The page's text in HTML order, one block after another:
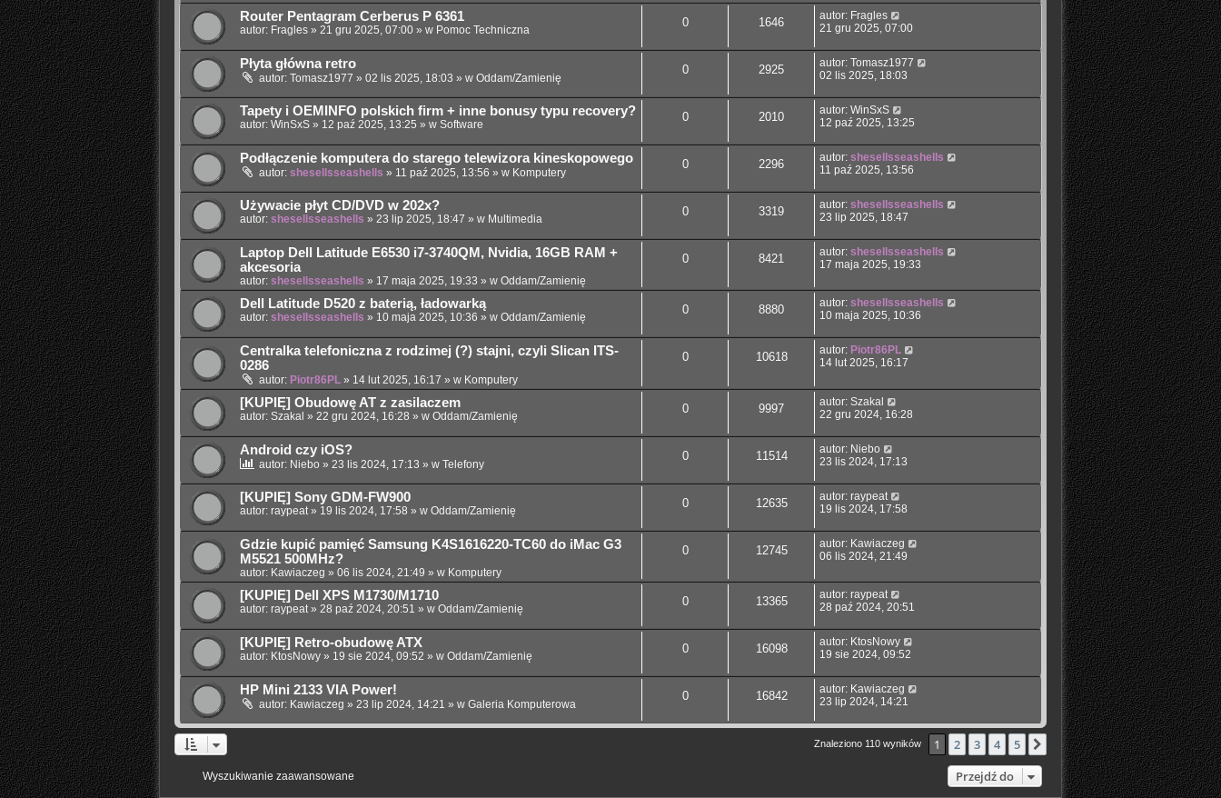
Router Pentagram Cerberus P 6361
autor: Fragles » 21 gru 2025, 07:00 » w Pomoc Techniczna
0 1646 autor: Fragles
21 gru 2025, 07:00
Płyta główna retro
autor: Tomasz1977 » 02 lis 2025, 18:03 » w Oddam/Zamienię
0 2925 autor: Tomasz1977
02 lis 2025, 18:03
Tapety i OEMINFO polskich firm + inne bonusy typu recovery?
autor: WinSxS » 12 paź 2025, 13:25 » w Software
0 2010 autor: WinSxS
12 paź 2025, 13:25
Podłączenie komputera do starego telewizora kineskopowego
autor: shesellsseashells » 11 paź 2025, 13:56 » w Komputery
0 2296 autor: shesellsseashells
11 paź 2025, 13:56
Używacie płyt CD/DVD w 202x?
autor: shesellsseashells » 23 lip 2025, 18:47 » w Multimedia
0 3319 autor: shesellsseashells
23 lip 2025, 18:47
Laptop Dell Latitude E6530 i7-3740QM, Nvidia, 16GB RAM +
akcesoria
autor: shesellsseashells » 17 maja 2025, 19:33 » w Oddam/Zamienię
0 8421 autor: shesellsseashells
17 maja 2025, 19:33
Dell Latitude D520 z baterią, ładowarką
autor: shesellsseashells » 10 maja 2025, 10:36 » w Oddam/Zamienię
0 8880 autor: shesellsseashells
10 maja 2025, 10:36
Centralka telefoniczna z rodzimej (?) stajni, czyli Slican ITS-
0286
autor: Piotr86PL » 14 lut 2025, 16:17 » w Komputery
0 10618 autor: Piotr86PL
14 lut 2025, 16:17
[KUPIĘ] Obudowę AT z zasilaczem
autor: Szakal » 22 gru 2024, 16:28 » w Oddam/Zamienię
0 9997 autor: Szakal
22 gru 2024, 16:28
Android czy iOS?
autor: Niebo » 23 lis 2024, 17:13 » w Telefony
0 11514 autor: Niebo
23 lis 2024, 17:13
[KUPIĘ] Sony GDM-FW900
autor: raypeat» 19 lis 2024, 17:58 » w Oddam/Zamienię
0 12635 autor: raypeat
19 lis 2024, 17:58
Gdzie kupić pamięć Samsung K4S1616220-TC60 do iMac G3
M5521 500MHz?
autor: Kawiaczeg » 06 lis 2024, 21:49 » w Komputery
0 12745 autor: Kawiaczeg
06 lis 2024, 21:49
[KUPIĘ] Dell XPS M1730/M1710
autor: raypeat» 28 paź 2024, 20:51 » w Oddam/Zamienię
0 13365 autor: raypeat
28 paź 2024, 20:51
[KUPIĘ] Retro-obudowę ATX
autor: KtosNowy » 19 sie 2024, 09:52 » w Oddam/Zamienię
0 16098 autor: KtosNowy
19 sie 2024, 09:52
HP Mini 2133 VIA Power!
autor: Kawiaczeg » 23 lip 2024, 14:21 » w Galeria Komputerowa
0 16842 autor: Kawiaczeg
23 lip 2024, 14:21
Znaleziono 110 wyników 1 2 3 4 5 Następna
Wyszukiwanie zaawansowane Przejdź do